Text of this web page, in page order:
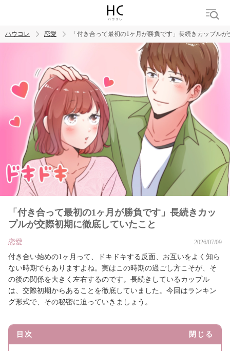
トレンド ワード
ハウコレ 恋愛 「付き合って最初の1ヶ月が勝負です」長続きカップル
「付き合って最初の1ヶ月が勝負です」長続きカッ
プルが交際初期に徹底していたこと
恋愛 2026/07/09
付き合い始めの1ヶ月って、ドキドキする反面、お互いをよく知ら
ない時期でもありますよね。実はこの時期の過ごし方こそが、そ
の後の関係を大きく左右するのです。長続きしているカップル
は、交際初期からあることを徹底していました。今回はランキン
グ形式で、その秘密に迫っていきましょう。
目次 閉じる